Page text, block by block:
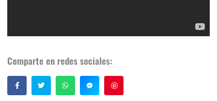
Comparte en redes sociales: